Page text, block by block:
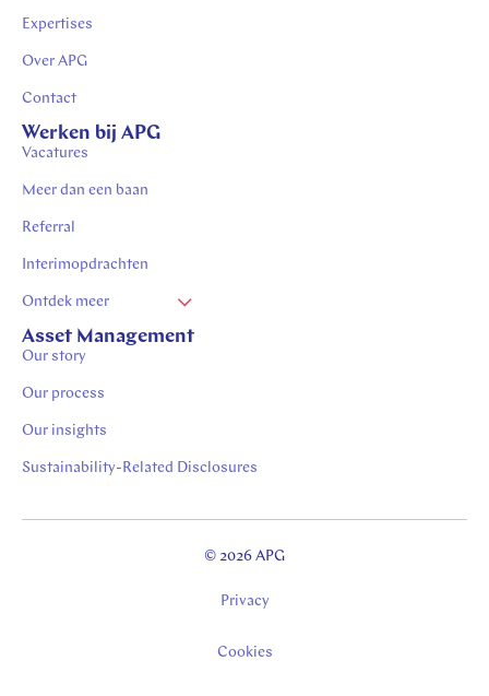
Expertises
Over APG
Contact
Werken bij APG
Vacatures
Meer dan een baan
Referral
Interimopdrachten
Ontdek meer
Vacatures Zuid Limburg
Stages in Zuid-Limburg
Asset Management
Our story
Our process
Our insights
Sustainability-Related Disclosures
© 2026 APG
Privacy
Cookies